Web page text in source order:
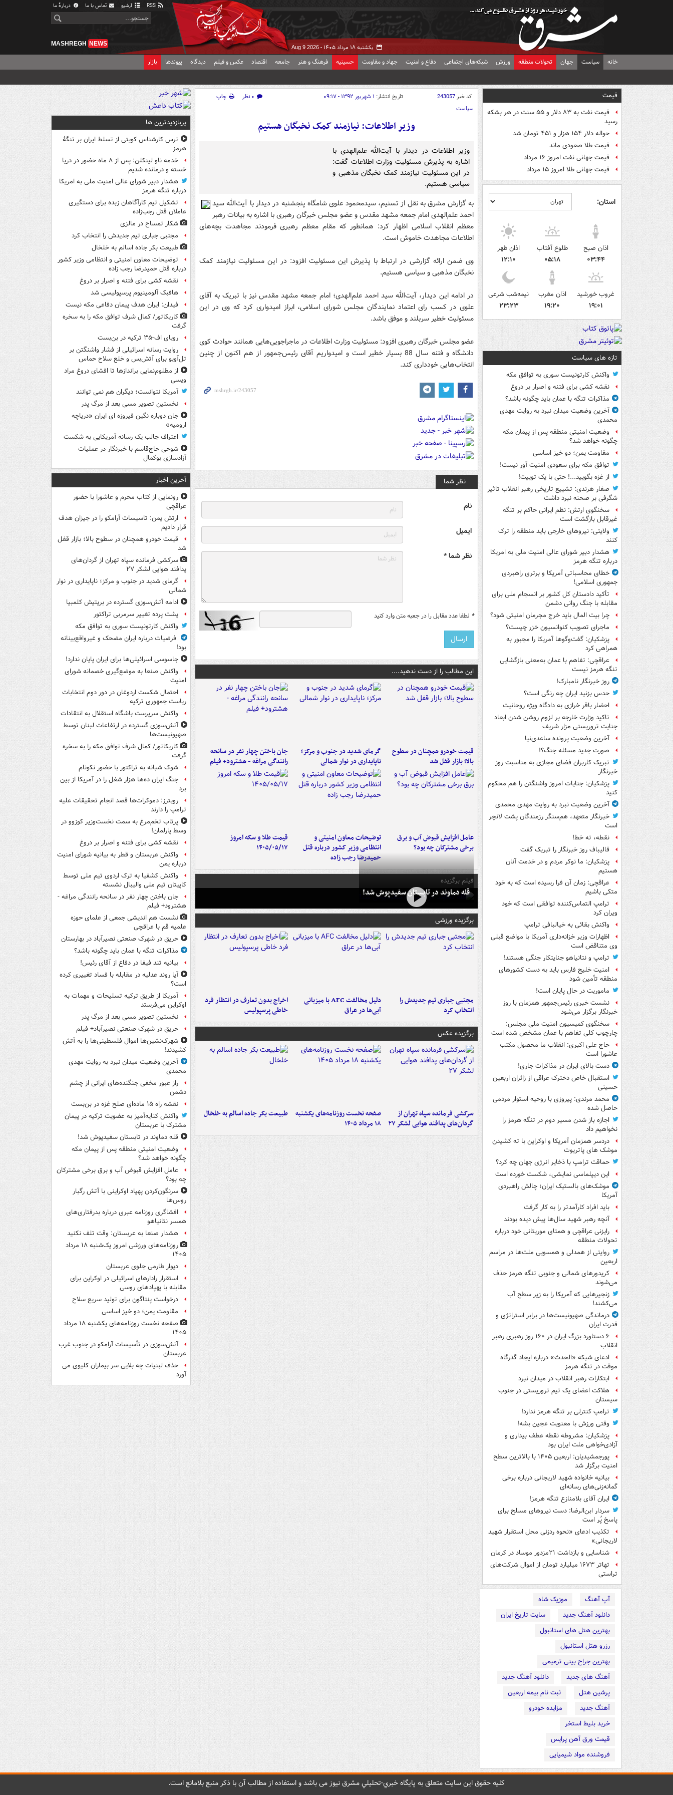
آرشیو تماس با ما دربارهٔ ما
یکشنبه ۱۸ مرداد ۱۴۰۵ - Aug 9 2026
MASHREGH NEWS
خانه سیاست جهان تحولات منطقه ورزش شبکه‌های اجتماعی دفاع و امنیت جهاد و مقاومت حسینیه فرهنگ و هنر جامعه اقتصاد عکس و فیلم دیدگاه پیوندها بازار
قیمت
قیمت نفت به ۸۳ دلار و ۵۵ سنت در هر بشکه
رسید
حواله دلار ۱۵۴ هزار و ۴۵۱ تومان شد
قیمت طلا صعودی ماند
قیمت جهانی نفت امروز ۱۶ مرداد
قیمت جهانی طلا امروز ۱۵ مرداد
استان:
اذان صبح
۰۳:۴۴
طلوع آفتاب
۰۵:۱۸
اذان ظهر
۱۲:۱۰
غروب خورشید
۱۹:۰۱
اذان مغرب
۱۹:۲۰
نیمه‌شب شرعی
۲۳:۲۳
تازه های سیاست
واکنش کارتونیست سوری به توافق مکه
نقشه کشی برای فتنه و اصرار بر دروغ
مذاکرات تنگه با عمان باید چگونه باشد؟
آخرین وضعیت میدان نبرد به روایت مهدی
محمدی
وضعیت امنیتی منطقه پس از پیمان مکه
چگونه خواهد شد؟
مقاومت یمن؛ دو خیز اساسی
توافق مکه برای سعودی امنیت آور نیست!
از غزه بگویید...! حتی با یک توییت!
صفار هرندی: تشییع تاریخی رهبر انقلاب تاثیر
شگرفی بر صحنه نبرد داشت
سخنگوی ارتش: نظم ایرانی حاکم بر تنگه
غیرقابل بازگشت است
ولایتی: نیروهای خارجی باید منطقه را ترک
کنند
هشدار دبیر شورای عالی امنیت ملی به امریکا
درباره تنگه هرمز
خطای محاسباتی آمریکا و برتری راهبردی
جمهوری اسلامی!
تأکید دادستان کل کشور بر انسجام ملی برای
مقابله با جنگ روانی دشمن
چرا بیت المال باید خرج مجرمان امنیتی شود؟
ماجرای تصویب کنوانسیون خزر چیست؟
پزشکیان: گفت‌وگوها آمریکا را مجبور به
همراهی کرد
عراقچی: تفاهم با عمان به‌معنی بازگشایی
تنگه هرمز نیست
روز خبرنگار نامبارک!
حدس بزنید ایران چه رنگی است؟
احضار باقر خرازی به دادگاه ویژه روحانیت
تاکید وزارت خارجه بر لزوم روشن شدن ابعاد
جنایت تروریستی مزار شریف
آخرین وضعیت پرونده ساعدی‌نیا
صورت جدید مسئله جنگ؟!
تبریک کاربران فضای مجازی به مناسبت روز
خبرنگار
پزشکیان: جنایات امروز واشنگتن را هم محکوم
کنید
آخرین وضعیت نبرد به روایت مهدی محمدی
خبرنگار متعهد، هم‌سنگر رزمندگان پشت لانچر
است
نقطه، ته خط!
قالیباف روز خبرنگار را تبریک گفت
پزشکیان: ما نوکر مردم و در خدمت آنان
هستیم
عراقچی: زمان آن فرا رسیده است که به خود
متکی باشیم
ترامپ التماس‌کننده توافقی است که خود
ویران کرد
واکنش بقائی به خیالبافی ترامپ
اظهارات وزیر خزانه‌داری آمریکا با مواضع قبلی
وی متناقض است
ترامپ و نتانیاهو جنایتکار جنگی هستند!
امنیت خلیج فارس باید به دست کشورهای
منطقه تأمین شود
ماموریت در حال پایان است!
نشست خبری رئیس‌جمهور همزمان با روز
خبرنگار برگزار می‌شود
سخنگوی کمیسیون امنیت ملی مجلس:
چارچوب کلی تفاهم با عمان مشخص شده است
حاج علی اکبری: انقلاب ما محصول مکتب
عاشورا است
دست بالای ایران در مذاکرات جاری!
استقبال خاص دخترک عراقی از زائران اربعین
حسینی
محمد مرندی: پیروزی با روحیه استوار مردمی
حاصل شده
اجازه باز شدن مسیر دوم در تنگه هرمز را
نخواهیم داد
دردسر همزمان آمریکا و اوکراین با ته کشیدن
موشک های پاتریوت
حماقت ترامپ با ذخایر انرژی جهان چه کرد؟
این دیپلماسی نمایشی، شکست خورده است
موشک‌های بالستیک ایران؛ چالش راهبردی
آمریکا
باید افراد کارآمدتر را به کار گرفت
آنچه رهبر شهید سال‌ها پیش دیده بودند
رایزنی عراقچی و همتای موریتانی خود درباره
تحولات منطقه
روایتی از همدلی و همسویی ملت‌ها در مراسم
اربعین
کریدورهای شمالی و جنوبی تنگه هرمز حذف
می‌شوند
زنجیرهایی که آمریکا را به زیر سطح آب
می‌کشند!
درماندگی صهیونیست‌ها در برابر استراتژی و
قدرت ایران
۶ دستاورد بزرگ ایران در ۱۶۰ روز رهبری رهبر
انقلاب
ادعای شبکه «الحدث» درباره ایجاد گذرگاه
موقت در تنگه هرمز
ابتکارات رهبر انقلاب در میدان نبرد
هلاکت اعضای یک تیم تروریستی در جنوب
سیستان
ترامپ کنترلی بر تنگه هرمز ندارد!
وقتی ورزش با معنویت عجین بشه!
پزشکیان: مشروطه نقطه عطف بیداری و
آزادی‌خواهی ملت ایران بود
پورجمشیدیان: اربعین ۱۴۰۵ با بالاترین سطح
امنیت برگزار شد
بیانیه خانواده شهید لاریجانی درباره برخی
گمانه‌زنی‌های رسانه‌ای
ایران آقای بلامنازع تنگه هرمز!
سردار ابن‌الرضا: دست نیروهای مسلح برای
پاسخ پُر است
تکذیب ادعای «نحوه ردزنی محل استقرار شهید
لاریجانی»
شناسایی و بازداشت ۲۱مزدور موساد در کرمان
تهاتر ۱۶۷۳ میلیارد تومان از اموال شرکت‌های
تراستی
آپ آهنگ
موزیک شاه
دانلود آهنگ جدید
سایت تاریخ ایران
بهترین هتل های استانبول
رزرو هتل استانبول
بهترین جراح بینی ترمیمی
آهنگ های جدید
دانلود آهنگ جدید
پرشین هتل
ثبت نام بیمه اربعین
آهنگ جدید
مزایده خودرو
خرید بلیط استخر
قیمت ورق آهن پرایس
فروشنده مواد شیمیایی
کد خبر243057 تاریخ انتشار: ۱ شهریور ۱۳۹۲ - ۰۹:۱۷ ۰ نظر
چاپ
سیاست
وزیر اطلاعات: نیازمند کمک نخبگان هستیم
وزیر اطلاعات در دیدار با آیت‌الله علم‌الهدی با
اشاره به پذیرش مسئولیت وزارت اطلاعات گفت:
در این مسئولیت نیازمند کمک نخبگان مذهبی و
سیاسی هستیم.
به گزارش مشرق به نقل از تسنیم، سیدمحمود علوی شامگاه پنجشنبه در دیدار با آیت‌الله سید
احمد علم‌الهدی امام جمعه مشهد مقدس و عضو مجلس خبرگان رهبری با اشاره به بیانات رهبر
معظم انقلاب اسلامی اظهار کرد: همانطور که مقام معظم رهبری فرمودند مجاهدت بچه‌های
اطلاعات مجاهدت خاموش است.
وی ضمن ارائه گزارشی در ارتباط با پذیرش این مسئولیت افزود: در این مسئولیت نیازمند کمک
نخبگان مذهبی و سیاسی هستیم.
در ادامه این دیدار، آیت‌الله سید احمد علم‌الهدی؛ امام جمعه مشهد مقدس نیز با تبریک به آقای
علوی در کسب رای اعتماد نمایندگان مجلس شورای اسلامی، ابراز امیدواری کرد که وی در این
مسئولیت خطیر سربلند و موفق باشد.
عضو مجلس خبرگان رهبری افزود: مسئولیت وزارت اطلاعات در ماجراجویی‌هایی همانند حوادث کوی
دانشگاه و فتنه سال 88 بسیار خطیر است و امیدواریم آقای رئیس‌جمهور از هم اکنون از چنین
انتخاب‌هایی خودداری کند.
نظر شما
نام
ایمیل
نظر شما *
* لطفا عدد مقابل را در جعبه متن وارد کنید
این مطالب را از دست ندهید....
قیمت خودرو همچنان در سطوح
بالا؛ بازار قفل شد
گرمای شدید در جنوب و مرکز؛
ناپایداری در نوار شمالی
جان باختن چهار نفر در سانحه
رانندگی مراغه - هشترود+ فیلم
عامل افزایش قبوض آب و برق
برخی مشترکان چه بود؟
توضیحات معاون امنیتی و
انتظامی وزیر کشور درباره قتل
حمیدرضا رجب زاده
قیمت طلا و سکه امروز
۱۴۰۵/۰۵/۱۷
فیلم برگزیده
قله دماوند در تابستان سفیدپوش شد!
برگزیده ورزشی
مجتبی جباری تیم جدیدش را
انتخاب کرد
دلیل مخالفت AFC با میزبانی
آبی‌ها در عراق
اخراج بدون تعارف در انتظار فرد
خاطی پرسپولیس
برگزیده عکس
سرکشی فرمانده سپاه تهران از
گردان‌های پدافند هوایی لشکر ۲۷
صفحه نخست روزنامه‌های یکشنبه
۱۸ مرداد ۱۴۰۵
طبیعت بکر جاده اسالم به خلخال
پربازدیدترین ها
ترس کارشناس کویتی از تسلط ایران بر تنگۀ
هرمز
خدمه ناو لینکلن: پس از ۸ ماه حضور در دریا
خسته و درمانده‌ شدیم
هشدار دبیر شورای عالی امنیت ملی به امریکا
درباره تنگه هرمز
تشکیل تیم کارآگاهان زبده برای دستگیری
عاملان قتل رجب‌زاده
شکار تمساح در مالزی
مجتبی جباری تیم جدیدش را انتخاب کرد
طبیعت بکر جاده اسالم به خلخال
توضیحات معاون امنیتی و انتظامی وزیر کشور
درباره قتل حمیدرضا رجب زاده
نقشه کشی برای فتنه و اصرار بر دروغ
هافبک آلومینیوم پرسپولیسی شد
فیدان: ایران هدف پیمان دفاعی مکه نیست
کاریکاتور/ کمال شرف توافق مکه را به سخره
گرفت
رویای اف-۳۵ ترکیه در بن‌بست
روایت رسانه اسرائیلی از فشار واشنگتن بر
تل‌آویو برای آتش‌بس و خلع سلاح حماس
از مظلوم‌نمایی براندازها تا افشای دروغ مراد
ویسی
آمریکا نتوانست؛ دیگران هم نمی توانند
نخستین تصویر مسی بعد از مرگ پدر
جان دوباره نگین فیروزه ای ایران «دریاچه
ارومیه»
اعتراف جالب یک رسانه آمریکایی به شکست
شوخی حاج‌قاسم با خبرنگار در عملیات
آزادسازی بوکمال
آخرین اخبار
رونمایی از کتاب محرم و عاشورا با حضور
عراقچی
ارتش یمن: تاسیسات آرامکو را در جیزان هدف
قرار دادیم
قیمت خودرو همچنان در سطوح بالا؛ بازار قفل
شد
سرکشی فرمانده سپاه تهران از گردان‌های
پدافند هوایی لشکر ۲۷
گرمای شدید در جنوب و مرکز؛ ناپایداری در نوار
شمالی
ادامه آتش‌سوزی گسترده در بریتیش کلمبیا
پشت پرده تغییر سرمربی تراکتور
واکنش کارتونیست سوری به توافق مکه
فرضیات درباره ایران مضحک و غیرواقع‌بینانه
بود!
جاسوسی اسرائیلی‌ها برای ایران پایان ندارد!
واکنش صنعا به موضع‌گیری خصمانه شورای
امنیت
احتمال شکست اردوغان در دور دوم انتخابات
ریاست جمهوری ترکیه
واکنش سرپرست باشگاه استقلال به انتقادات
آتش‌سوزی گسترده در ارتفاعات لبنان توسط
صهیونیست‌ها
کاریکاتور/ کمال شرف توافق مکه را به سخره
گرفت
شوک شبانه به تراکتور با حضور نکونام
جنگ ایران ده‌ها هزار شغل را در آمریکا از بین
برد
رویترز: دموکرات‌ها قصد انجام تحقیقات علیه
ترامپ را دارند
پرتاب تخم‌مرغ به سمت نخست‌وزیر کوزوو در
وسط پارلمان!
نقشه کشی برای فتنه و اصرار بر دروغ
واکنش عربستان و قطر به بیانیه شورای امنیت
درباره یمن
واکنش کشفیا به ترک اردوی تیم ملی توسط
کاپیتان تیم ملی والیبال نشسته
جان باختن چهار نفر در سانحه رانندگی مراغه -
هشترود+ فیلم
نشست هم اندیشی جمعی از علمای حوزه
علمیه قم با عراقچی
حریق در شهرک صنعتی نصیرآباد در بهارستان
مذاکرات تنگه با عمان باید چگونه باشد؟
بیانیه تند فیفا در دفاع از آقای رئیس!
آیا روند عدلیه در مقابله با فساد تغییری کرده
است؟
آمریکا از طریق ترکیه تسلیحات و مهمات به
اوکراین می‌فرستد
نخستین تصویر مسی بعد از مرگ پدر
حریق در شهرک صنعتی نصیرآباد+ فیلم
شهرک‌نشین‌ها اموال فلسطینی‌ها را به آتش
کشیدند!
آخرین وضعیت میدان نبرد به روایت مهدی
محمدی
راز عبور مخفی جنگنده‌های ایرانی از چشم
دشمن
نقشه راه ۱۵ ماده‌ای صلح غزه در بن‌بست
واکنش کنایه‌آمیز به عضویت ترکیه در پیمان
مشترک با عربستان
قله دماوند در تابستان سفیدپوش شد!
وضعیت امنیتی منطقه پس از پیمان مکه
چگونه خواهد شد؟
عامل افزایش قبوض آب و برق برخی مشترکان
چه بود؟
سرنگون‌کردن پهپاد اوکراینی با آتش رگبار
روس‌ها
افشاگری روزنامه عبری درباره بدرفتاری‌های
همسر نتانیاهو
هشدار صنعا به عربستان: وقت تلف نکنید
روزنامه‌های ورزشی امروز یک‌شنبه ۱۸ مرداد
۱۴۰۵
دیوار طارمی جلوی عربستان
استقرار رادارهای اسرائیلی در اوکراین برای
مقابله با پهپادهای روسی
درخواست پنتاگون برای تولید سریع سلاح
مقاومت یمن؛ دو خیز اساسی
صفحه نخست روزنامه‌های یکشنبه ۱۸ مرداد
۱۴۰۵
آتش‌سوزی در تأسیسات آرامکو در جنوب غرب
عربستان
حذف لبنیات چه بلایی سر بیماران کلیوی می
آورد
کليه حقوق اين سايت متعلق به پایگاه خبري-تحليلي مشرق نيوز می باشد و استفاده از مطالب آن با ذکر منبع بلامانع است.